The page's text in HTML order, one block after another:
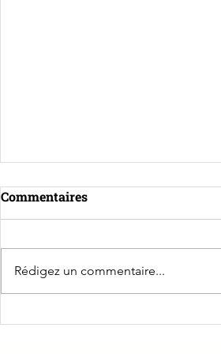
Commentaires
Rédigez un commentaire...